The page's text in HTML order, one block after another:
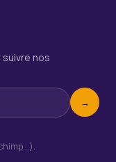
nos
→